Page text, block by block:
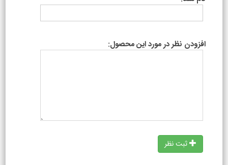
افزودن نظر در مورد این محصول:
ثبت نظر